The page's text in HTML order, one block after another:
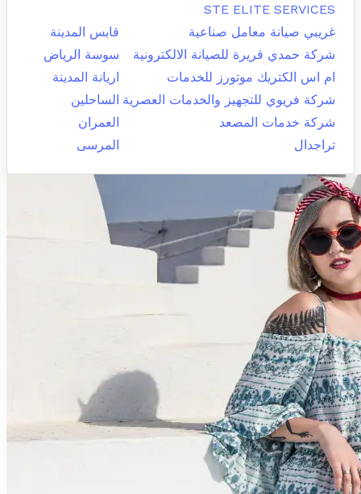
STE ELITE SERVICES
غريبي صيانة معامل صناعية
قابس المدينة
شركة حمدي قريرة للصيانة الالكترونية
سوسة الرياض
ام اس الكتريك موتورز للخدمات
اريانة المدينة
شركة فريوي للتجهيز والخدمات العصرية الساحلين
شركة خدمات المصعد
العمران
تراجدال
المرسى